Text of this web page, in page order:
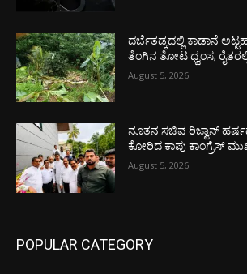
ದರ್ಬೆತಡ್ಕದಲ್ಲಿ ಕಾಡಾನೆ
ತೆಂಗಿನ ತೋಟ ಧ್ವಂಸ;
August 5, 2026
ನೂತನ ಸಚಿವ ರಿಜ್ವಾನ್
ಕೋರಿದ ಕಾಪು ಕಾಂಗ್ರೆಸ್
August 5, 2026
POPULAR CATEGORY